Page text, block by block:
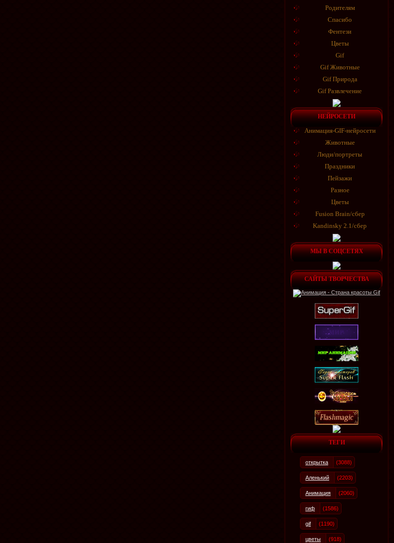
Родителям
Спасибо
Фентези
Цветы
Gif
Gif Животные
Gif Природа
Gif Развлечение
НЕЙРОСЕТИ
Анимация-GIF-нейросети
Животные
Люди/портреты
Праздники
Пейзажи
Разное
Цветы
Fusion Brain/сбер
Kandinsky 2.1/сбер
МЫ В СОЦСЕТЯХ
САЙТЫ ТВОРЧЕСТВА
ТЕГИ
открытка (3088)
Аленький (2203)
Анимация (2060)
гиф (1586)
gif (1190)
цветы (918)